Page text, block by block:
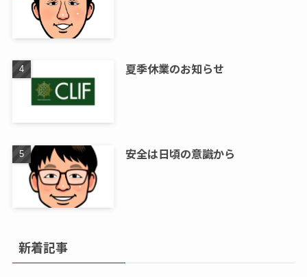
夏季休業のお知らせ
安全は日頃の意識から
新着記事